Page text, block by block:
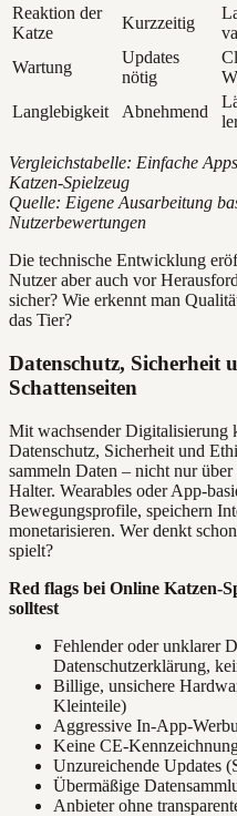
Reaktion der
Katze
Kurzzeitig
Wartung
Updates
nötig
Langlebigkeit
Abnehmend
Vergleichstabelle: Einfache
Katzen-Spielzeug
Quelle: Eigene Ausarbeitung
Nutzerbewertungen
Die technische Entwicklung
Nutzer aber auch vor
sicher? Wie erkennt man
das Tier?
Datenschutz, Sicherheit
Schattenseiten
Mit wachsender Digitalisierung
Datenschutz, Sicherheit und
sammeln Daten – nicht nur
Halter. Wearables oder App-
Bewegungsprofile, speichern
monetarisieren. Wer denkt
spielt?
Red flags bei Online Katzen-
solltest
Fehlender oder unklarer
Datenschutzerklärung,
Billige, unsichere
Kleinteile)
Aggressive In-App-
Keine CE-
Unzureichende Updates
Übermäßige
Anbieter ohne